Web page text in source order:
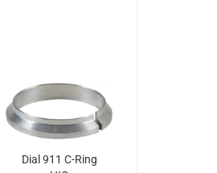
Dial 911 C-Ring